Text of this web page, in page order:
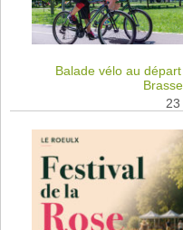
Balade vélo au